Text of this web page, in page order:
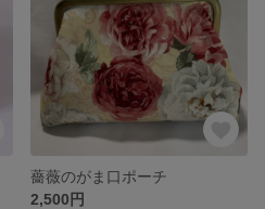
薔薇のがま口ポーチ
2,500円